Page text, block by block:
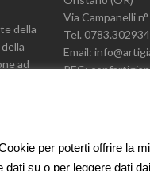
della
ad
Via Campanelli
Tel. 0783.302934
Email:
PEC:
per poterti offrire la
su o per leggere dati